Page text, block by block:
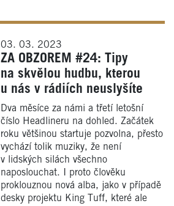
03. 03. 2023
ZA OBZOREM #24: Tipy
na skvělou hudbu, kterou
u nás v rádiích neuslyšíte
Dva měsíce za námi a třetí letošní
číslo Headlineru na dohled. Začátek
roku většinou startuje pozvolna, přesto
vychází tolik muziky, že není
v lidských silách všechno
naposlouchat. I proto člověku
proklouznou nová alba, jako v případě
desky projektu King Tuff, které ale